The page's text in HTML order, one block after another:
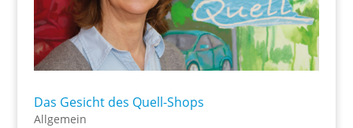
Das Gesicht des Quell-Shops
Allgemein